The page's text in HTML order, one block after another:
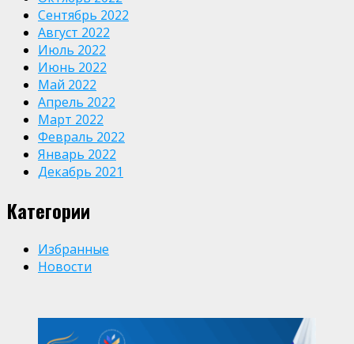
Сентябрь 2022
Август 2022
Июль 2022
Июнь 2022
Май 2022
Апрель 2022
Март 2022
Февраль 2022
Январь 2022
Декабрь 2021
Категории
Избранные
Новости